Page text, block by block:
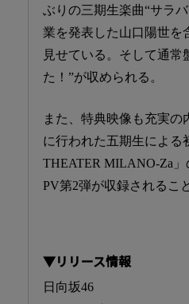
ぶりの三期生楽曲“サラ
業を発表した山口陽世を
見せている。そして通
た！”が収められる。
また、特典映像も充実の
に行われた五期生による
THEATER MILANO-Za
PV第2弾が収録されるこ
▼リリース情報
日向坂46